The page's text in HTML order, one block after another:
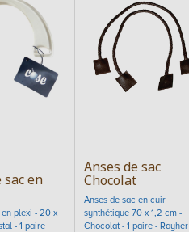
sac en
plexi - 20 x
- 1 paire
Anses de sac
Chocolat
Anses de sac en cuir
synthétique 70 x 1,2 cm -
Chocolat - 1 paire - Rayher